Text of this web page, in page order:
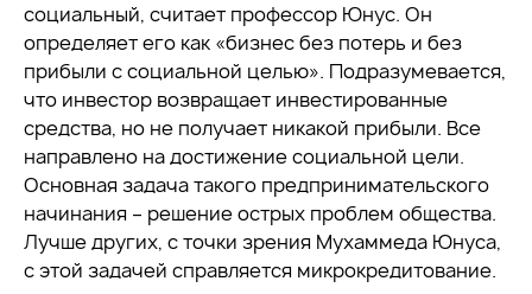
социальный, считает профессор Юнус. Он
определяет его как «бизнес без потерь и без
прибыли с социальной целью». Подразумевается,
что инвестор возвращает инвестированные
средства, но не получает никакой прибыли. Все
направлено на достижение социальной цели.
Основная задача такого предпринимательского
начинания – решение острых проблем общества.
Лучше других, с точки зрения Мухаммеда Юнуса,
с этой задачей справляется микрокредитование.